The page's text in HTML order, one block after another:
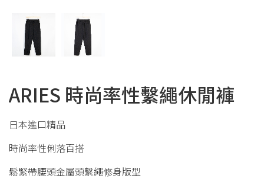
ARIES 時尚率性繫繩休閒褲
日本進口精品
時尚率性俐落百搭
鬆緊帶腰頭金屬頭繫繩修身版型